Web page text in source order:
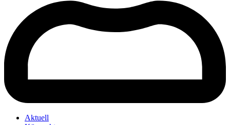
Aktuell